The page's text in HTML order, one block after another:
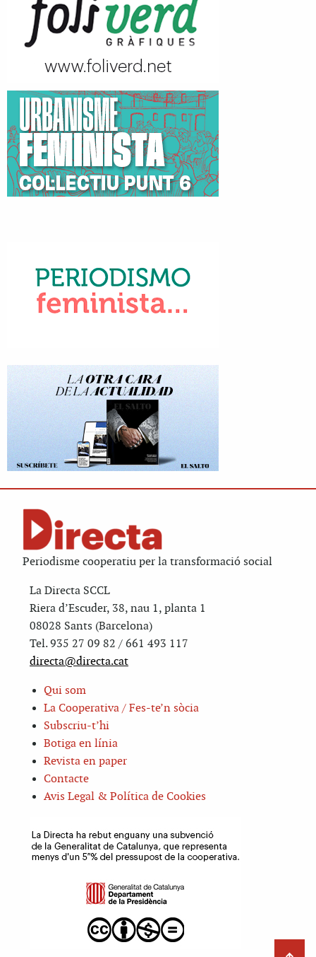
Periodisme cooperatiu per la transformació social
La Directa SCCL
Riera d’Escuder, 38, nau 1, planta 1
08028 Sants (Barcelona)
Tel. 935 27 09 82 / 661 493 117
directa@directa.cat
Qui som
La Cooperativa / Fes-te’n sòcia
Subscriu-t’hi
Botiga en línia
Revista en paper
Contacte
Avis Legal & Política de Cookies